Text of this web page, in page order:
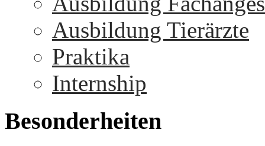
Ausbildung Tierärzte
Praktika
Internship
Besonderheiten